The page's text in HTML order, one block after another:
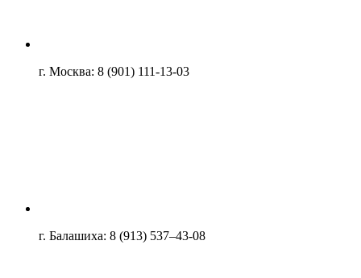
г. Москва: 8 (901) 111-13-03
г. Балашиха: 8 (913) 537–43-08